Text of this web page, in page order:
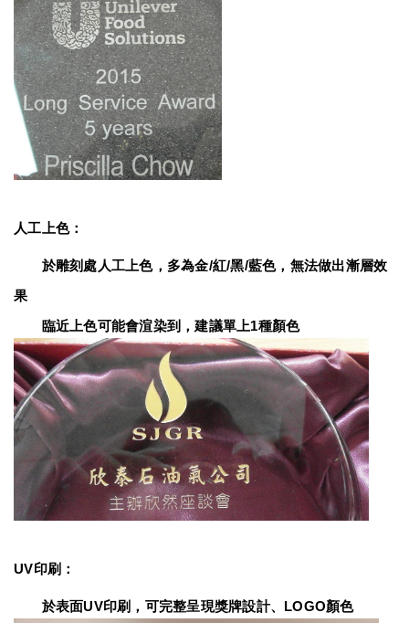
人工上色：
於雕刻處人工上色，多為金/紅/黑/藍色，無法做出漸層效
果
臨近上色可能會渲染到，建議單上1種顏色
UV印刷：
於表面UV印刷，可完整呈現獎牌設計、LOGO顏色